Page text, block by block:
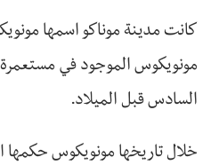
كانت مدينة موناكو اسمها
مونويكوس الموجود في مستعمرة
السادس قبل الميلاد.
خلال تاريخها مونويكوس حكمها